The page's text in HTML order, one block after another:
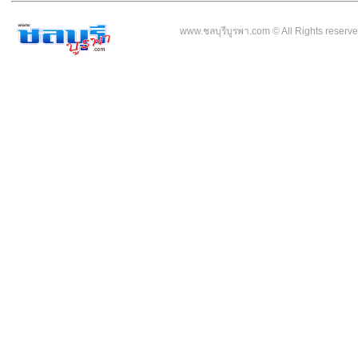
www.ชลบุรีบูรพา.com © All Rights